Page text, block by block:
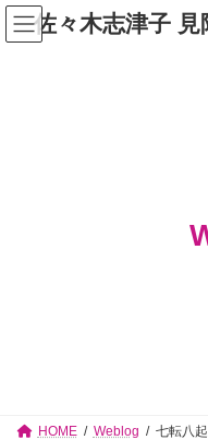
コ
ン
テ
ナ
ビ
ゲ
佐々木志津子 見
HOME Weblog 七転八起